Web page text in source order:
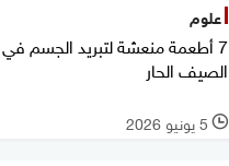
علوم
7 أطعمة منعشة لتبريد الجسم في
الصيف الحار
l 5 يونيو 2026